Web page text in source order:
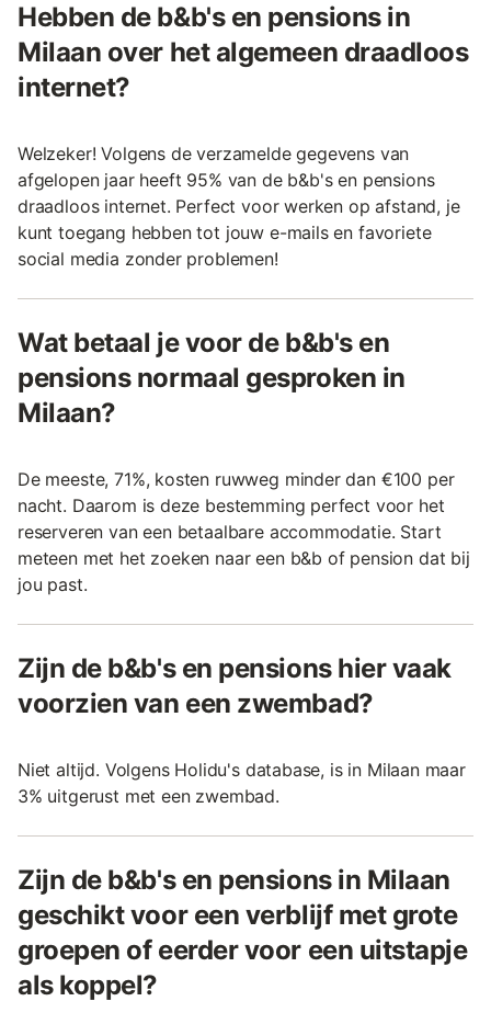
Hebben de b&b's en pensions in
Milaan over het algemeen draadloos
internet?
Welzeker! Volgens de verzamelde gegevens van
afgelopen jaar heeft 95% van de b&b's en pensions
draadloos internet. Perfect voor werken op afstand, je
kunt toegang hebben tot jouw e-mails en favoriete
social media zonder problemen!
Wat betaal je voor de b&b's en
pensions normaal gesproken in
Milaan?
De meeste, 71%, kosten ruwweg minder dan €100 per
nacht. Daarom is deze bestemming perfect voor het
reserveren van een betaalbare accommodatie. Start
meteen met het zoeken naar een b&b of pension dat bij
jou past.
Zijn de b&b's en pensions hier vaak
voorzien van een zwembad?
Niet altijd. Volgens Holidu's database, is in Milaan maar
3% uitgerust met een zwembad.
Zijn de b&b's en pensions in Milaan
geschikt voor een verblijf met grote
groepen of eerder voor een uitstapje
als koppel?